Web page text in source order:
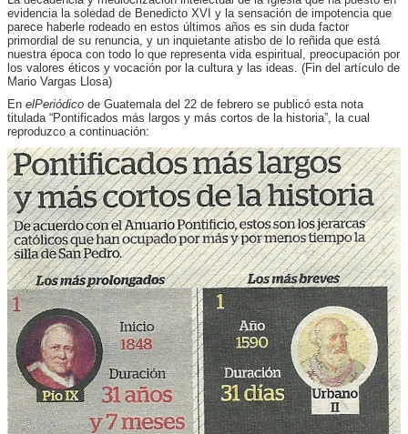
evidencia la soledad de Benedicto XVI y la sensación de impotencia que
parece haberle rodeado en estos últimos años es sin duda factor
primordial de su renuncia, y un inquietante atisbo de lo reñida que está
nuestra época con todo lo que representa vida espiritual, preocupación por
los valores éticos y vocación por la cultura y las ideas. (Fin del artículo de
Mario Vargas Llosa)
En elPeriódico de Guatemala del 22 de febrero se publicó esta nota
titulada “Pontificados más largos y más cortos de la historia”, la cual
reproduzco a continuación: